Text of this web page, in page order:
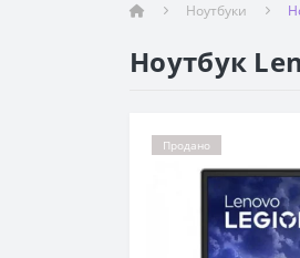
Ноутбуки
Ноутбук
Продано